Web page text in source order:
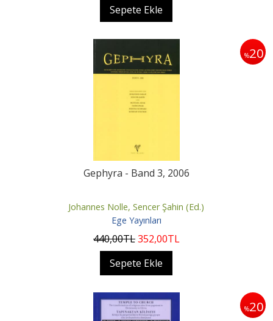
Sepete Ekle
%20
Gephyra - Band 3, 2006
Johannes Nolle, Sencer Şahin (Ed.)
Ege Yayınları
440,00TL352,00TL
Sepete Ekle
%20